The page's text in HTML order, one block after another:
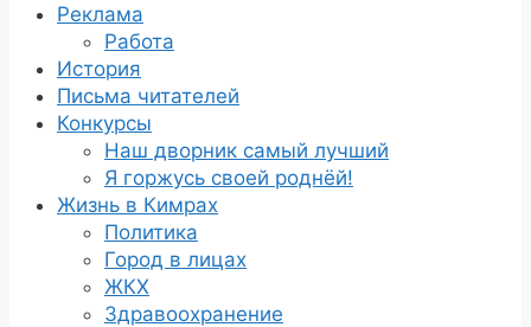
Реклама
Работа
История
Письма читателей
Конкурсы
Наш дворник самый лучший
Я горжусь своей роднёй!
Жизнь в Кимрах
Политика
Город в лицах
ЖКХ
Здравоохранение